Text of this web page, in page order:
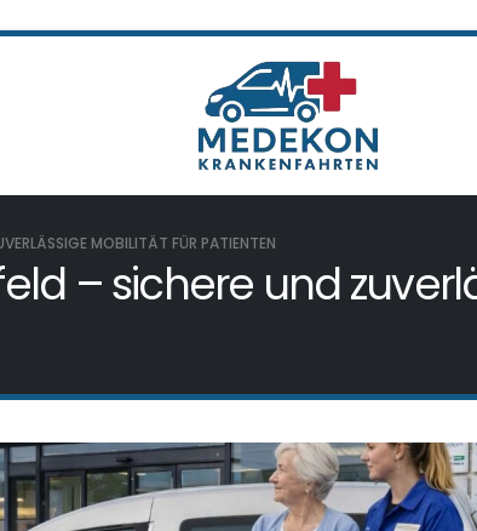
MOBILITÄT FÜR PATIENTEN
– sichere und